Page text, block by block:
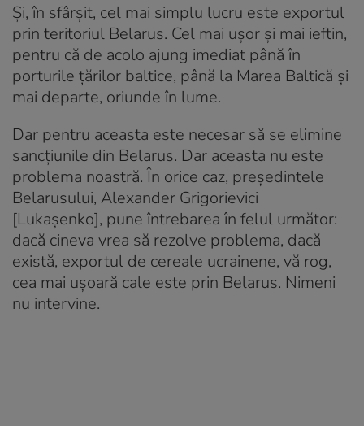
Și, în sfârșit, cel mai simplu lucru este exportul
prin teritoriul Belarus. Cel mai ușor și mai ieftin,
pentru că de acolo ajung imediat până în
porturile țărilor baltice, până la Marea Baltică și
mai departe, oriunde în lume.
Dar pentru aceasta este necesar să se elimine
sancțiunile din Belarus. Dar aceasta nu este
problema noastră. În orice caz, președintele
Belarusului, Alexander Grigorievici
[Lukașenko], pune întrebarea în felul următor:
dacă cineva vrea să rezolve problema, dacă
există, exportul de cereale ucrainene, vă rog,
cea mai ușoară cale este prin Belarus. Nimeni
nu intervine.